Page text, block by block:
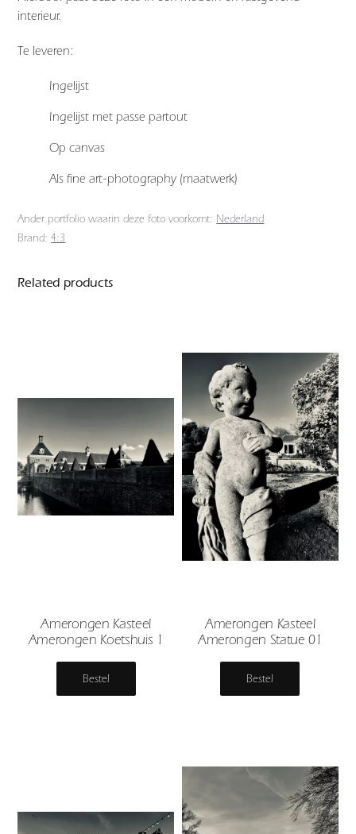
interieur.
Te leveren:
Ingelijst
Ingelijst met passe partout
Op canvas
Als fine art-photography (maatwerk)
Ander portfolio waarin deze foto voorkomt: Nederland
Brand:4:3
Related products
Amerongen Kasteel
Amerongen Koetshuis 1
Bestel
Amerongen Kasteel
Amerongen Statue 01
Bestel